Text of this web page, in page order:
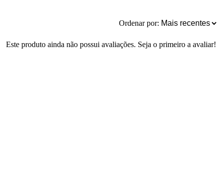
Ordenar por:
Este produto ainda não possui avaliações. Seja o primeiro a avaliar!